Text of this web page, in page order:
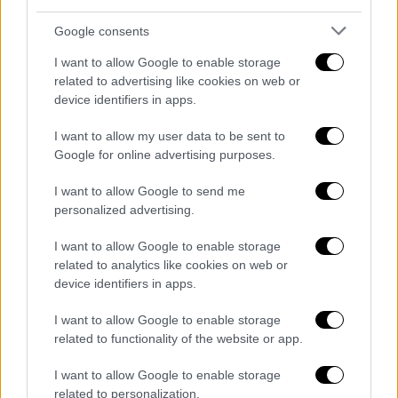
Google consents
I want to allow Google to enable storage
related to advertising like cookies on web or
device identifiers in apps.
I want to allow my user data to be sent to
Google for online advertising purposes.
I want to allow Google to send me
personalized advertising.
I want to allow Google to enable storage
related to analytics like cookies on web or
device identifiers in apps.
I want to allow Google to enable storage
related to functionality of the website or app.
I want to allow Google to enable storage
related to personalization.
Ο Αμερικανός πρόεδρος είπε ότι ο Πούτιν
επιτέθηκε ευθέως στο «δικαίωμα της
Ουκρανίας να υπάρχει» αλλά πρόσθεσε ότι
«υπάρχει ακόμη χρόνος» για να αποφευχθεί
το χειρότερο σενάριο και ότι οι ΗΠΑ και οι
σύμμαχοί τους παραμένουν «ανοιχτές στη
διπλωματία».
Ο Μπάιντεν διαβεβαίωσε ότι οι ΗΠΑ θα
υπερασπιστούν «κάθε πόντο» ΝΑΤΟϊκού
«αμυντικά» όπλα στην Ουκρανία, ενώ
ενέκρινε και την ανάπτυξη αμερικανικών
δυνάμεων στις χώρες της Βαλτικής.
ΔΙΑΒΑΣΤΕ ΕΠΙΣΗΣ
Κόσμος|22.02.2022 19:00